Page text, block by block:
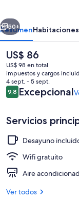
Siguiente
50+
ResumenHabitaciones
El
precio
actual
es
de
US$ 86
US$ 86
US$ 98 en total
impuestos y cargos
4 sept. - 5 sept.
Opiniones
9,89,8 de 10
Excepcional
Servicios
Desayuno
Wifi gratuito
Aire
Ver todos